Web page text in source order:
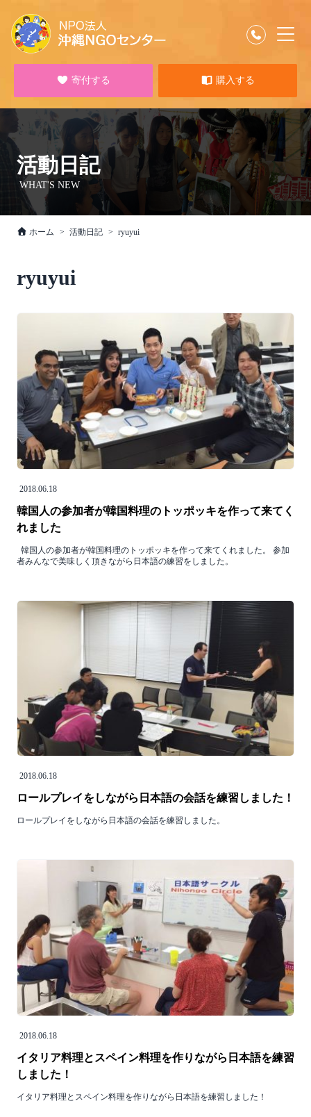
寄付する 購入する
活動日記
WHAT'S NEW
ホーム 活動日記 ryuyui
ryuyui
2018.06.18
韓国人の参加者が韓国料理のトッポッキを作って来てく
れました
韓国人の参加者が韓国料理のトッポッキを作って来てくれました。 参加
者みんなで美味しく頂きながら日本語の練習をしました。
2018.06.18
ロールプレイをしながら日本語の会話を練習しました！
ロールプレイをしながら日本語の会話を練習しました。
2018.06.18
イタリア料理とスペイン料理を作りながら日本語を練習
しました！
イタリア料理とスペイン料理を作りながら日本語を練習しました！